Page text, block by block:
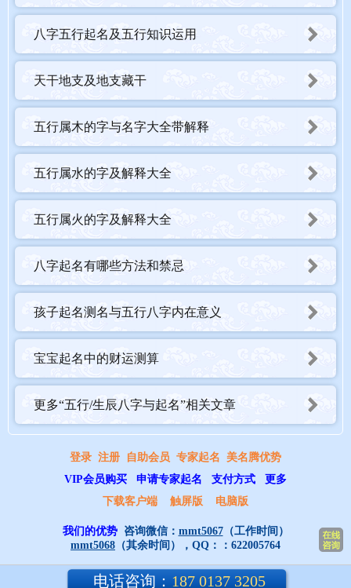
八字五行起名及五行知识运用
天干地支及地支藏干
五行属木的字与名字大全带解释
五行属水的字及解释大全
五行属火的字及解释大全
八字起名有哪些方法和禁忌
孩子起名测名与五行八字内在意义
宝宝起名中的财运测算
更多“五行/生辰八字与起名”相关文章
登录 注册 自助会员 专家起名 美名腾优势
VIP会员购买
申请专家起名 支付方式
更多
下载客户端
触屏版 电脑版
我们的优势 咨询微信： mmt5067（工作时间）
mmt5068 （其余时间），QQ：： 622005764
电话咨询： 187 0137 3205